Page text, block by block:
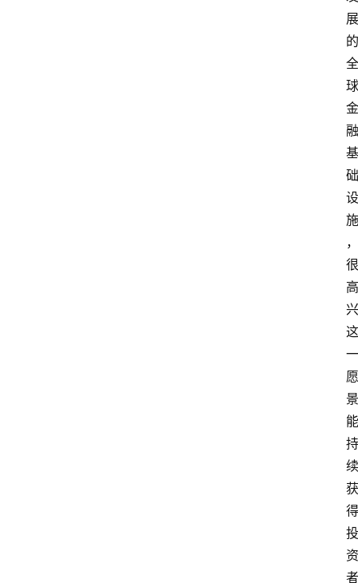
展
的
全
球
金
融
基
础
设
施
，
很
高
兴
这
一
愿
景
能
持
续
获
得
投
资
者